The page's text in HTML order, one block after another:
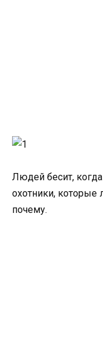
Людей бесит,
охотники,
почему.